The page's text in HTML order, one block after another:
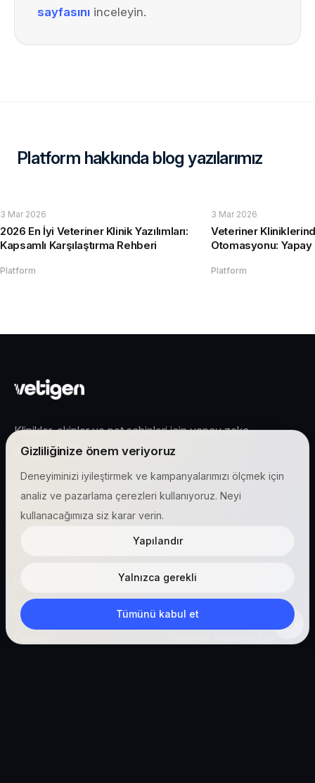
sayfasını inceleyin.
Platform hakkında blog yazılarımız
3 Mar 2026
2026 En İyi Veteriner Klinik Yazılımları:
Kapsamlı Karşılaştırma Rehberi
Platform
3 Mar 2026
Veteriner
Otomasyonu:
Platform
Klinikler, ekipler ve pet sahipleri için yapay zeka
destekli veteriner işletim ekosistemi.
Türkiye (Türkçe)
hello@vetigen.com
Oturum aç
Özellikler
Kaynaklar
Blog
Gizliliğinize önem veriyoruz
Deneyiminizi iyileştirmek ve kampanyalarımızı ölçmek için
analiz ve pazarlama çerezleri kullanıyoruz. Neyi
kullanacağımıza siz karar verin.
Yapılandır
Yalnızca gerekli
Tümünü kabul et